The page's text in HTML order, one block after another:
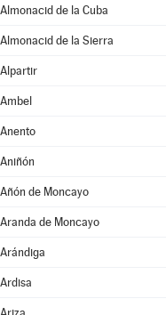
Almonacid de la Cuba
Almonacid de la Sierra
Alpartir
Ambel
Anento
Aniñón
Añón de Moncayo
Aranda de Moncayo
Arándiga
Ardisa